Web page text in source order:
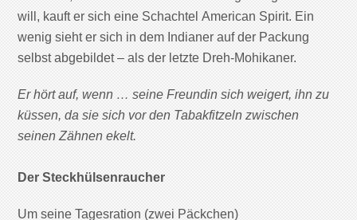
will, kauft er sich eine Schachtel American Spirit. Ein
wenig sieht er sich in dem Indianer auf der Packung
selbst abgebildet – als der letzte Dreh-Mohikaner.
Er hört auf, wenn … seine Freundin sich weigert, ihn zu
küssen, da sie sich vor den Tabakfitzeln zwischen
seinen Zähnen ekelt.
Der Steckhülsenraucher
Um seine Tagesration (zwei Päckchen)